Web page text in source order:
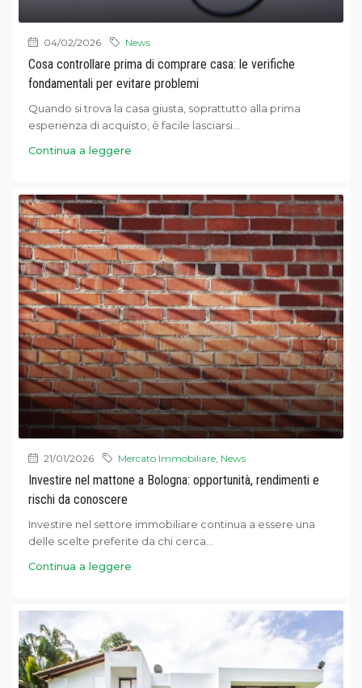
04/02/2026 News
Cosa controllare prima di comprare casa: le verifiche
fondamentali per evitare problemi
Quando si trova la casa giusta, soprattutto alla prima
esperienza di acquisto, è facile lasciarsi...
Continua a leggere
21/01/2026 Mercato Immobiliare News
Investire nel mattone a Bologna: opportunità, rendimenti e
rischi da conoscere
Investire nel settore immobiliare continua a essere una
delle scelte preferite da chi cerca...
Continua a leggere